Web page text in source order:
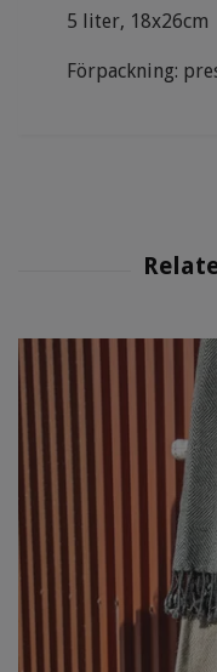
5 liter, 18x26cm
Förpackning: